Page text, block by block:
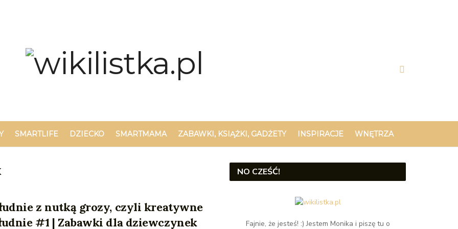
SMARTLIFE DZIECKO SMARTMAMA ZABAWKI, KSIĄŻKI, GADŻETY INSPIRACJE WNĘTRZA
z nutką grozy, czyli kreatywne
#1 | Zabawki dla dziewczynek
NO CZEŚĆ!
Fajnie, że jesteś! :) Jestem Monika i piszę tu o